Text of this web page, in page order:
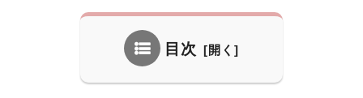
目次